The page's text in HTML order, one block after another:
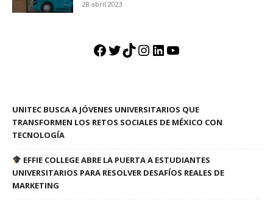
28 abril 2023
Facebook
Twitter
TikTok
Instagram
LinkedIn
YouTube
UNITEC BUSCA A JÓVENES UNIVERSITARIOS QUE
TRANSFORMEN LOS RETOS SOCIALES DE MÉXICO CON
TECNOLOGÍA
EFFIE COLLEGE ABRE LA PUERTA A ESTUDIANTES
UNIVERSITARIOS PARA RESOLVER DESAFÍOS REALES DE
MARKETING